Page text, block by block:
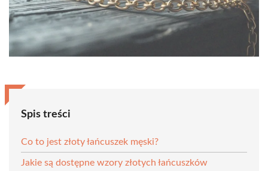
Spis treści
Co to jest złoty łańcuszek męski?
Jakie są dostępne wzory złotych łańcuszków